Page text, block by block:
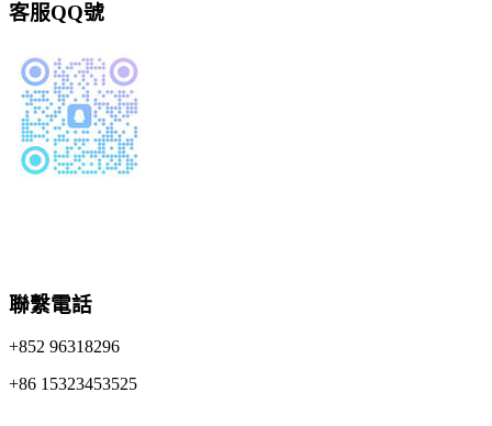
客服QQ號
聯繫電話
+852 96318296
+86 15323453525